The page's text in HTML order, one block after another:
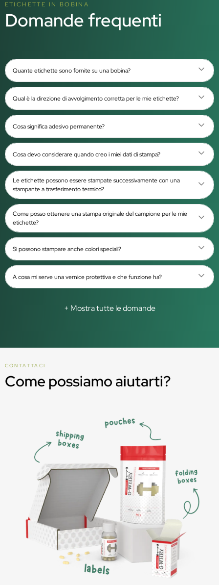
ETICHETTE IN BOBINA
Domande frequenti
Quante etichette sono fornite su una bobina?
Qual è la direzione di avvolgimento corretta per le mie etichette?
Cosa significa adesivo permanente?
Cosa devo considerare quando creo i miei dati di stampa?
Le etichette possono essere stampate successivamente con una
stampante a trasferimento termico?
Come posso ottenere una stampa originale del campione per le mie
etichette?
Si possono stampare anche colori speciali?
A cosa mi serve una vernice protettiva e che funzione ha?
+ Mostra tutte le domande
CONTATTACI
Come possiamo aiutarti?